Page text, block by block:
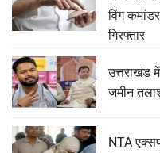
विंग
गिरफ्तार
उत्तराखंड
जमीन
NTA